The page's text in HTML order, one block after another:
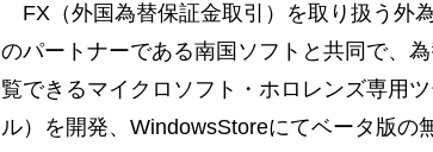
FX（外国為替保証金取引）を取り扱う外
のパートナーである南国ソフトと共同で、
覧できるマイクロソフト・ホロレンズ専用
ル）を開発、WindowsStoreにてベータ版の